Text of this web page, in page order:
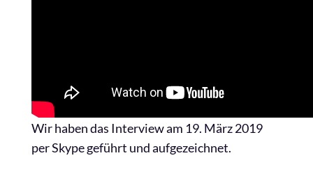
Wir haben das Interview am 19. März 2019
per Skype geführt und aufgezeichnet.